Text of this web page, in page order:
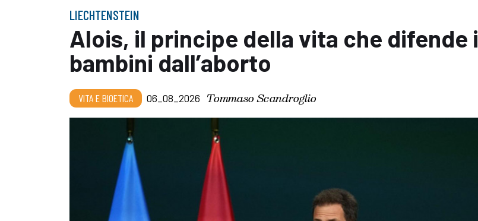
LIECHTENSTEIN
Alois, il principe della vita che difende i
bambini dall’aborto
VITA E BIOETICA 06_08_2026 Tommaso Scandroglio